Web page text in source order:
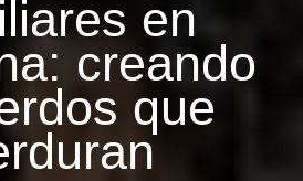
en
creando
que